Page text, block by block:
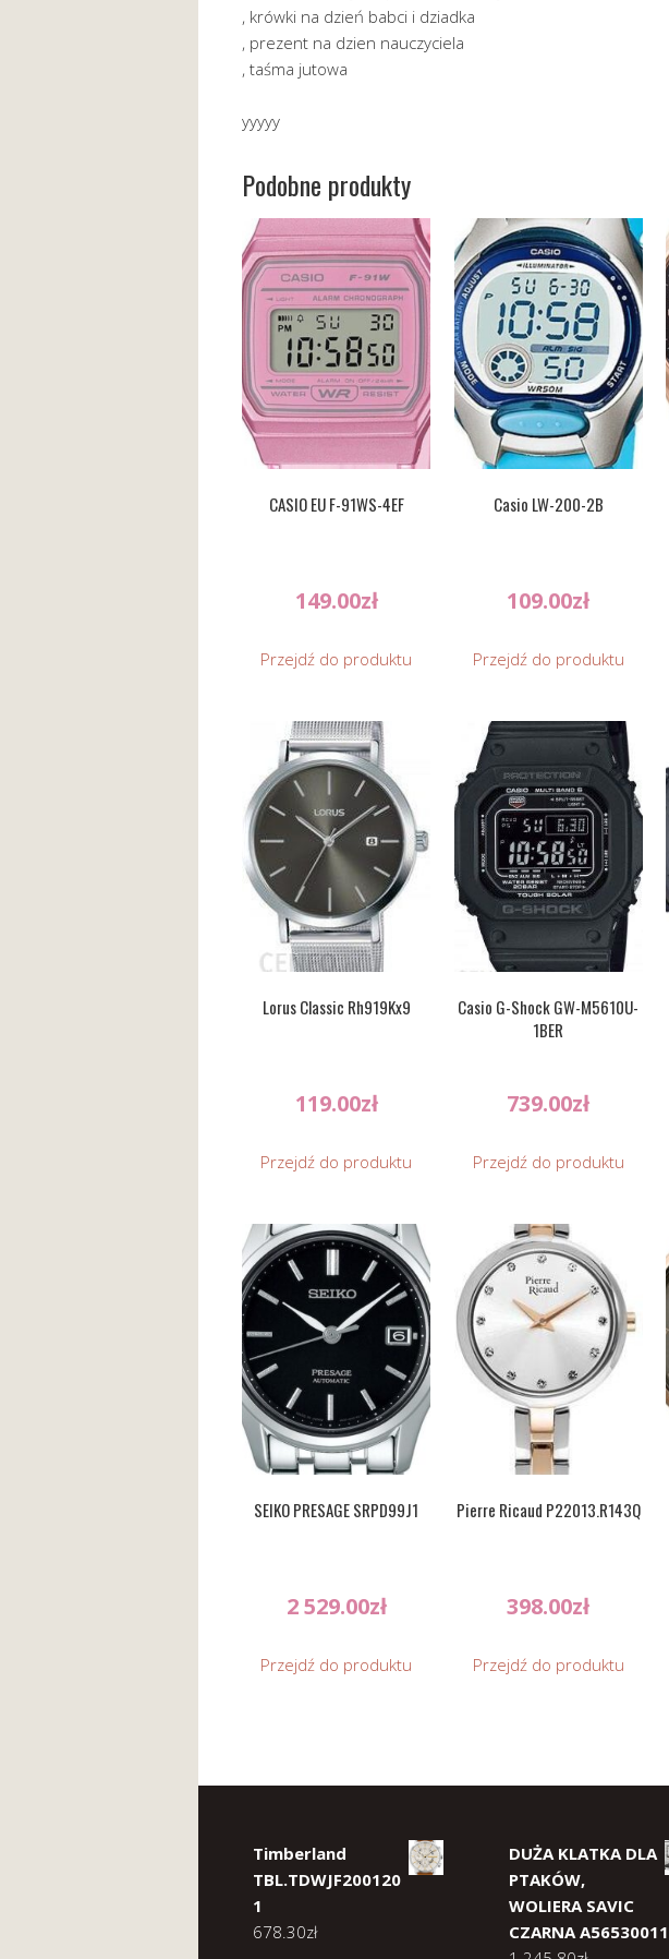
, krówki na dzień babci i dziadka
, prezent na dzien nauczyciela
, taśma jutowa
yyyyy
Podobne produkty
CASIO EU F-91WS-4EF
149.00zł
Przejdź do produktu
Casio LW-200-2B
109.00zł
Przejdź do produktu
Lorus Classic Rh919Kx9
119.00zł
Przejdź do produktu
Casio G-Shock GW-M5610U-
1BER
739.00zł
Przejdź do produktu
SEIKO PRESAGE SRPD99J1
2 529.00zł
Przejdź do produktu
Pierre Ricaud P22013.R143Q
398.00zł
Przejdź do produktu
Timberland
TBL.TDWJF200120
1
678.30zł
DUŻA KLATKA DLA
PTAKÓW,
WOLIERA SAVIC
CZARNA A56530011